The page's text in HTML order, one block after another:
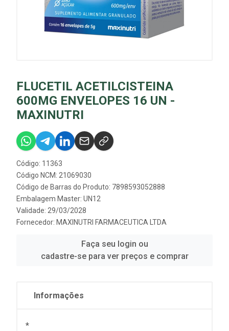
FLUCETIL ACETILCISTEINA
600MG ENVELOPES 16 UN -
MAXINUTRI
Código: 11363
Código NCM: 21069030
Código de Barras do Produto: 7898593052888
Embalagem Master: UN12
Validade: 29/03/2028
Fornecedor: MAXINUTRI FARMACEUTICA LTDA
Faça seu login ou
cadastre-se para ver preços e comprar
Informações
*